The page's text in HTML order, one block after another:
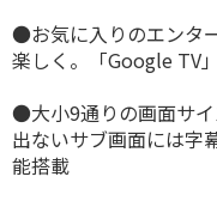
●お気に入りのエンタ
楽しく。「Google TV
●大小9通りの画面サ
出ないサブ画面には字
能搭載